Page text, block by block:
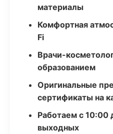
материалы
Комфортная
Fi
Врачи-
образованием
Оригинальные
сертификаты на
Работаем с 10:00
выходных